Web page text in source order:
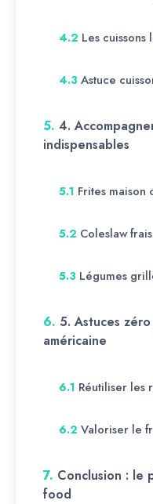
4.2 Les cuissons
4.3 Astuce
5. 4.
indispensables
5.1 Frites maison
5.2 Coleslaw
5.3 Légumes
6. 5. Astuces
américaine
6.1 Réutiliser les
6.2 Valoriser le
7. Conclusion : le
food